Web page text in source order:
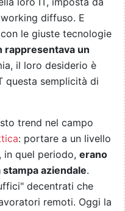
diffuso. E
le giuste tecnologie
rappresentava un
il loro desiderio è
questa semplicità di
trend nel campo
: portare a un livello
quel periodo, erano
aziendale.
decentrati che
remoti. Oggi la